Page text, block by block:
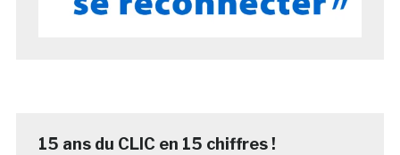
15 ans du CLIC en 15 chiffres !